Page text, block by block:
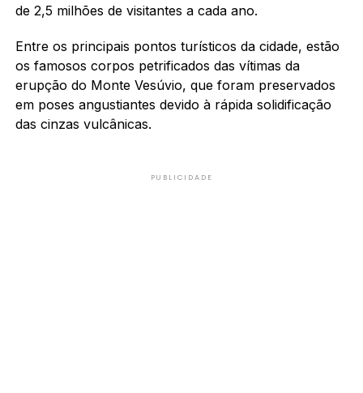
de 2,5 milhões de visitantes a cada ano.
Entre os principais pontos turísticos da cidade, estão
os famosos corpos petrificados das vítimas da
erupção do Monte Vesúvio, que foram preservados
em poses angustiantes devido à rápida solidificação
das cinzas vulcânicas.
PUBLICIDADE